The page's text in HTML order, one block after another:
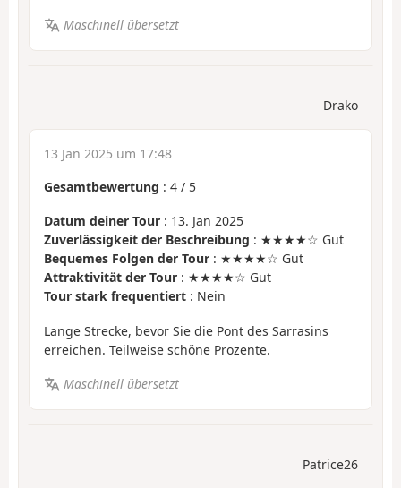
Maschinell übersetzt
Drako
13 Jan 2025 um 17:48
Gesamtbewertung : 4 / 5
Datum deiner Tour : 13. Jan 2025
Zuverlässigkeit der Beschreibung : ★★★★☆ Gut
Bequemes Folgen der Tour : ★★★★☆ Gut
Attraktivität der Tour : ★★★★☆ Gut
Tour stark frequentiert : Nein
Lange Strecke, bevor Sie die Pont des Sarrasins
erreichen. Teilweise schöne Prozente.
Maschinell übersetzt
Patrice26